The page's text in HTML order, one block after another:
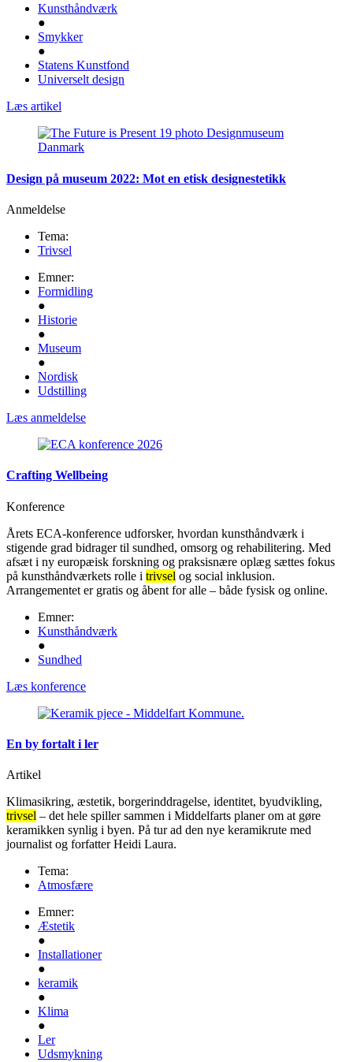
Kunsthåndværk
●
Smykker
●
Statens Kunstfond
Universelt design
Læs artikel
Design på museum 2022: Mot en etisk designestetikk
Anmeldelse
Tema:
Trivsel
Emner:
Formidling
●
Historie
●
Museum
●
Nordisk
Udstilling
Læs anmeldelse
Crafting Wellbeing
Konference
Årets ECA-konference udforsker, hvordan kunsthåndværk i
stigende grad bidrager til sundhed, omsorg og rehabilitering. Med
afsæt i ny europæisk forskning og praksisnære oplæg sættes fokus
på kunsthåndværkets rolle i trivsel og social inklusion.
Arrangementet er gratis og åbent for alle – både fysisk og online.
Emner:
Kunsthåndværk
●
Sundhed
Læs konference
En by fortalt i ler
Artikel
Klimasikring, æstetik, borgerinddragelse, identitet, byudvikling,
trivsel – det hele spiller sammen i Middelfarts planer om at gøre
keramikken synlig i byen. På tur ad den nye keramikrute med
journalist og forfatter Heidi Laura.
Tema:
Atmosfære
Emner:
Æstetik
●
Installationer
●
keramik
●
Klima
●
Ler
Udsmykning